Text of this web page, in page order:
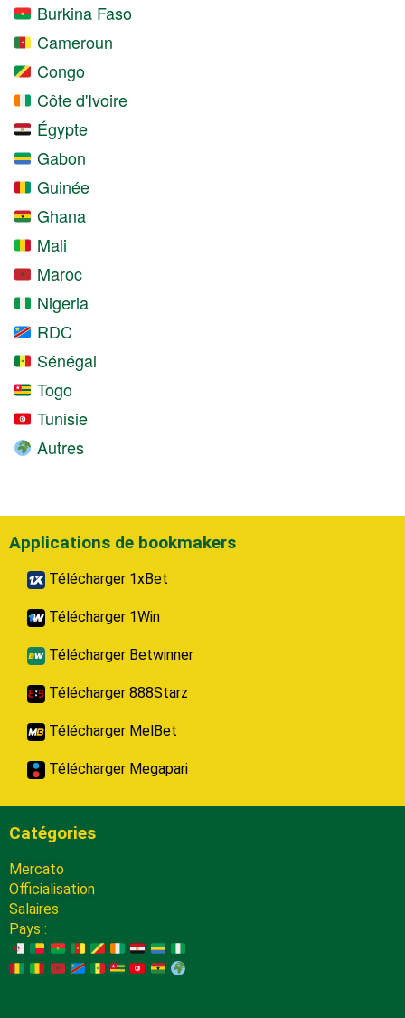
Burkina Faso
Cameroun
Congo
Côte d'Ivoire
Égypte
Gabon
Guinée
Ghana
Mali
Maroc
Nigeria
RDC
Sénégal
Togo
Tunisie
Autres
Applications de bookmakers
Télécharger 1xBet
Télécharger 1Win
Télécharger Betwinner
Télécharger 888Starz
Télécharger MelBet
Télécharger Megapari
Catégories
Mercato
Officialisation
Salaires
Pays :